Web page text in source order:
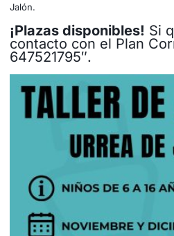
Jalón.
¡Plazas disponibles! Si
contacto con el Plan
647521795″.